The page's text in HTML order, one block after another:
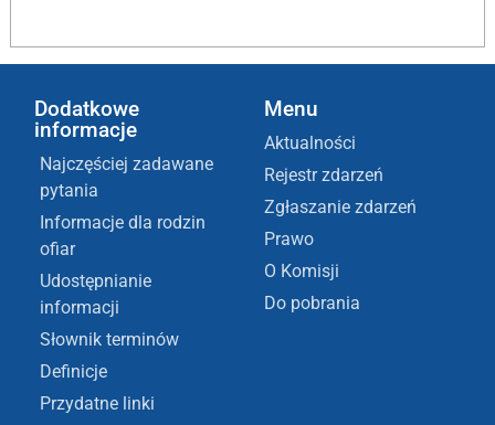
Dodatkowe
informacje
Najczęściej zadawane
pytania
Informacje dla rodzin
ofiar
Udostępnianie
informacji
Słownik terminów
Definicje
Przydatne linki
Menu
Aktualności
Rejestr zdarzeń
Zgłaszanie zdarzeń
Prawo
O Komisji
Do pobrania